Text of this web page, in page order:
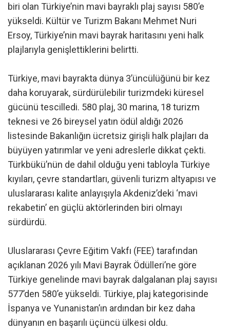
biri olan Türkiye’nin mavi bayraklı plaj sayısı 580’e
yükseldi. Kültür ve Turizm Bakanı Mehmet Nuri
Ersoy, Türkiye’nin mavi bayrak haritasını yeni halk
plajlarıyla genişlettiklerini belirtti.
Türkiye, mavi bayrakta dünya 3’üncülüğünü bir kez
daha koruyarak, sürdürülebilir turizmdeki küresel
gücünü tescilledi. 580 plaj, 30 marina, 18 turizm
teknesi ve 26 bireysel yatın ödül aldığı 2026
listesinde Bakanlığın ücretsiz girişli halk plajları da
büyüyen yatırımlar ve yeni adreslerle dikkat çekti.
Türkbükü’nün de dahil olduğu yeni tabloyla Türkiye
kıyıları, çevre standartları, güvenli turizm altyapısı ve
uluslararası kalite anlayışıyla Akdeniz’deki ‘mavi
rekabetin’ en güçlü aktörlerinden biri olmayı
sürdürdü.
Uluslararası Çevre Eğitim Vakfı (FEE) tarafından
açıklanan 2026 yılı Mavi Bayrak Ödülleri’ne göre
Türkiye genelinde mavi bayrak dalgalanan plaj sayısı
577’den 580’e yükseldi. Türkiye, plaj kategorisinde
İspanya ve Yunanistan’ın ardından bir kez daha
dünyanın en başarılı üçüncü ülkesi oldu.